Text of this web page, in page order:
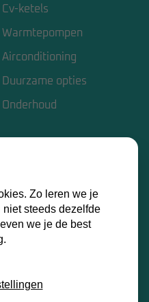
Cv-ketels
Warmtepompen
Airconditioning
Duurzame opties
Onderhoud
Zo leren we je
steeds dezelfde
we je de best